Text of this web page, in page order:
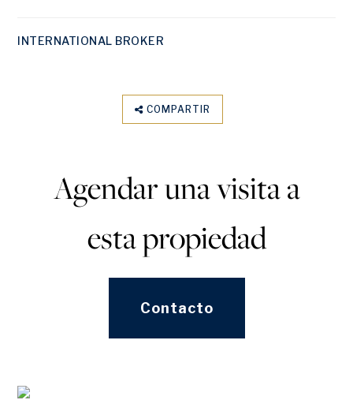
INTERNATIONAL BROKER
COMPARTIR
Agendar una visita a
esta propiedad
Contacto